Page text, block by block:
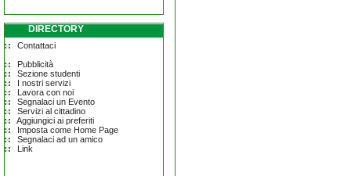
DIRECTORY
Contattaci
Pubblicità
Sezione studenti
I nostri servizi
Lavora con noi
Segnalaci un Evento
Servizi al cittadino
Aggiungici ai preferiti
Imposta come Home Page
Segnalaci ad un amico
Link